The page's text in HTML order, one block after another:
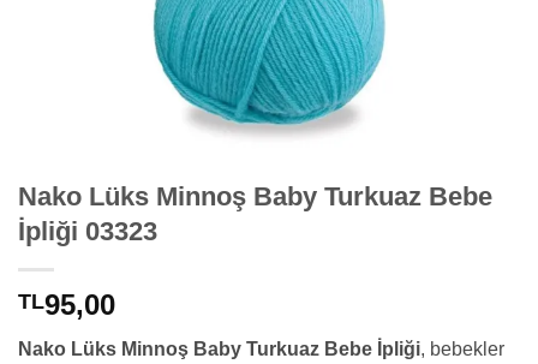
Nako Lüks Minnoş Baby Turkuaz Bebe
İpliği 03323
TL95,00
Nako Lüks Minnoş Baby Turkuaz Bebe İpliği, bebekler